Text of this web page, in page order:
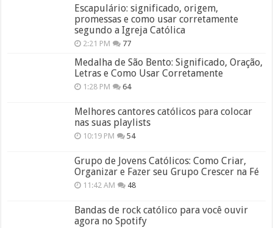
Escapulário: significado, origem,
promessas e como usar corretamente
segundo a Igreja Católica
2:21 PM 77
Medalha de São Bento: Significado, Oração,
Letras e Como Usar Corretamente
1:28 PM 64
Melhores cantores católicos para colocar
nas suas playlists
10:19 PM 54
Grupo de Jovens Católicos: Como Criar,
Organizar e Fazer seu Grupo Crescer na Fé
11:42 AM 48
Bandas de rock católico para você ouvir
agora no Spotify